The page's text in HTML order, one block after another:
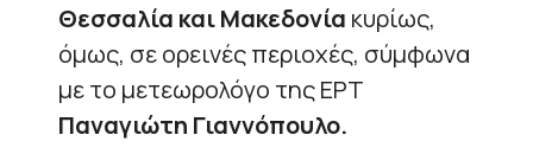
Θεσσαλία και Μακεδονία κυρίως,
όμως, σε ορεινές περιοχές, σύμφωνα
με το μετεωρολόγο της ΕΡΤ
Παναγιώτη Γιαννόπουλο.